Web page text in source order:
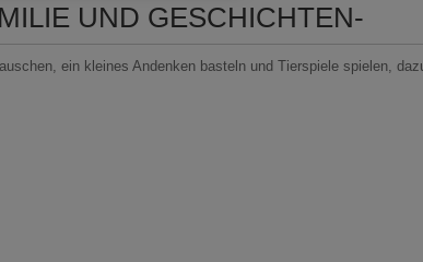
UND GESCHICHTEN-
ein kleines Andenken basteln und Tierspiele spielen,